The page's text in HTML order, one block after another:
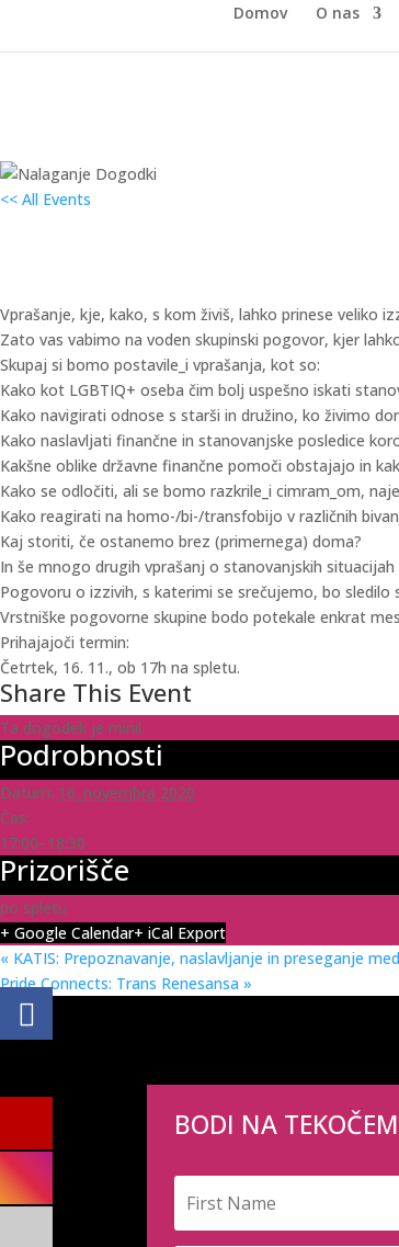
Domov O nas
<< All Events
Vprašanje, kje, kako, s kom živiš, lahko prinese veliko
Zato vas vabimo na voden skupinski pogovor, kjer
Skupaj si bomo postavile_i vprašanja, kot so:
Kako kot LGBTIQ+ oseba čim bolj uspešno iskati
Kako navigirati odnose s starši in družino, ko živimo
Kako naslavljati finančne in stanovanjske posledice
Kakšne oblike državne finančne pomoči obstajajo in
Kako se odločiti, ali se bomo razkrile_i cimram_om,
Kako reagirati na homo-/bi-/transfobijo v različnih
Kaj storiti, če ostanemo brez (primernega) doma?
In še mnogo drugih vprašanj o stanovanjskih situacijah
Pogovoru o izzivih, s katerimi se srečujemo, bo sledilo
Vrstniške pogovorne skupine bodo potekale enkrat
Prihajajoči termin:
Četrtek, 16. 11., ob 17h na spletu.
Share This Event
Ta dogodek je minil.
Podrobnosti
Datum: 16. novembra 2020
Čas:
17:00–18:30
Prizorišče
po spletu
+ Google Calendar+ iCal Export
« KATIS: Prepoznavanje, naslavljanje in preseganje
Pride Connects: Trans Renesansa »
BODI NA TEKOČEM